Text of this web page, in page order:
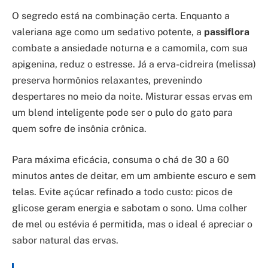
O segredo está na combinação certa. Enquanto a
valeriana age como um sedativo potente, a passiflora
combate a ansiedade noturna e a camomila, com sua
apigenina, reduz o estresse. Já a erva-cidreira (melissa)
preserva hormônios relaxantes, prevenindo
despertares no meio da noite. Misturar essas ervas em
um blend inteligente pode ser o pulo do gato para
quem sofre de insônia crônica.
Para máxima eficácia, consuma o chá de 30 a 60
minutos antes de deitar, em um ambiente escuro e sem
telas. Evite açúcar refinado a todo custo: picos de
glicose geram energia e sabotam o sono. Uma colher
de mel ou estévia é permitida, mas o ideal é apreciar o
sabor natural das ervas.